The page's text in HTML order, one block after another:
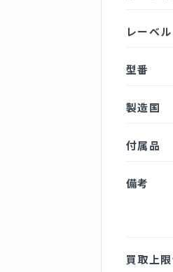
レーベル
型番
製造国
付属品
備考
買取上